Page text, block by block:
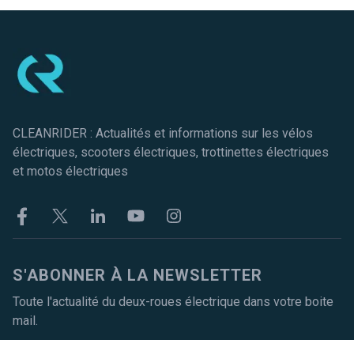
CLEANRIDER : Actualités et informations sur les vélos
électriques, scooters électriques, trottinettes électriques
et motos électriques
FacebookTwitter LinkekinYoutubeInstagram
S'ABONNER À LA NEWSLETTER
Toute l'actualité du deux-roues électrique dans votre boite
mail.